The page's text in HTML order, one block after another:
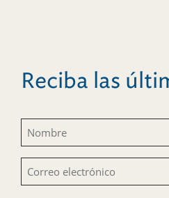
Reciba las
Nombre
(Obligatorio)
Correo
electrónico